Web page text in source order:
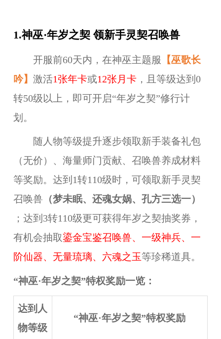
1.神巫·年岁之契 领新手灵契召唤兽
开服前60天内，在神巫主题服 【巫歌长
吟】 激活1张年卡或12张月卡，且等级达到0
转50级以上，即可开启“年岁之契”修行计
划。
随人物等级提升逐步领取新手装备礼包
（无价）、海量师门贡献、召唤兽养成材料
等奖励。达到1转110级时，可领取新手灵契
召唤兽 （梦未眠、还魂女娲、孔方三选一）
；达到3转110级更可获得年岁之契抽奖券，
有机会抽取鎏金宝鉴召唤兽、一级神兵、一
阶仙器、无量琉璃、六魂之玉等珍稀道具。
“神巫·年岁之契”特权奖励一览：
达到人
物等级
“神巫·年岁之契”特权奖励